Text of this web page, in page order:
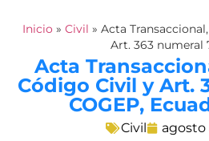
Inicio » Civil » Acta
Art. 363 numeral
Acta
Código Civil y Art.
COGEP,
Civil agosto